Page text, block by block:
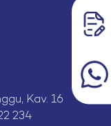
Kav. 16
234